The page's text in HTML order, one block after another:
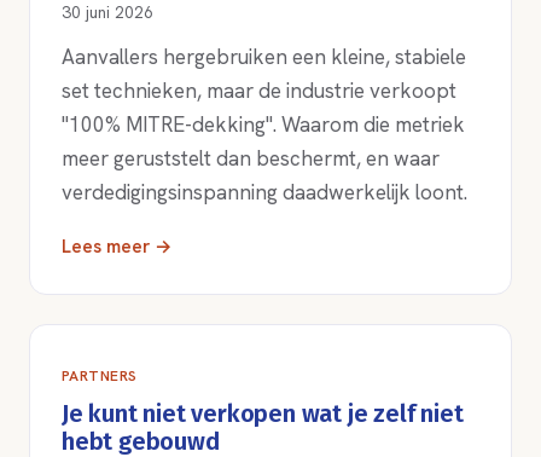
30 juni 2026
Aanvallers hergebruiken een kleine, stabiele
set technieken, maar de industrie verkoopt
"100% MITRE-dekking". Waarom die metriek
meer geruststelt dan beschermt, en waar
verdedigingsinspanning daadwerkelijk loont.
Lees meer →
PARTNERS
Je kunt niet verkopen wat je zelf niet
hebt gebouwd